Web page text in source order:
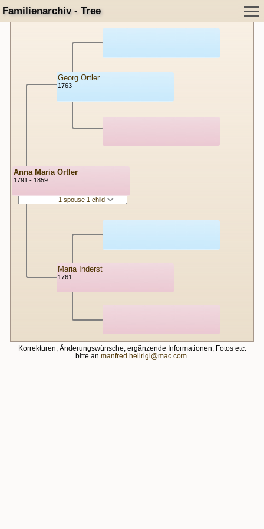
Familienarchiv - Tree
Anna Maria Ortler
1791 - 1859
1 spouse 1 child
Georg Ortler
1763 -
Maria Inderst
1761 -
Korrekturen, Änderungswünsche, ergänzende Informationen, Fotos etc.
bitte an manfred.hellrigl@mac.com